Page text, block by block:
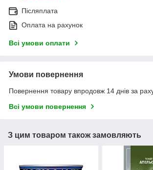
Післяплата
Оплата на рахунок
Всі умови оплати
Умови повернення
Повернення товару впродовж 14 днів за
Всі умови повернення
З цим товаром також замовляють